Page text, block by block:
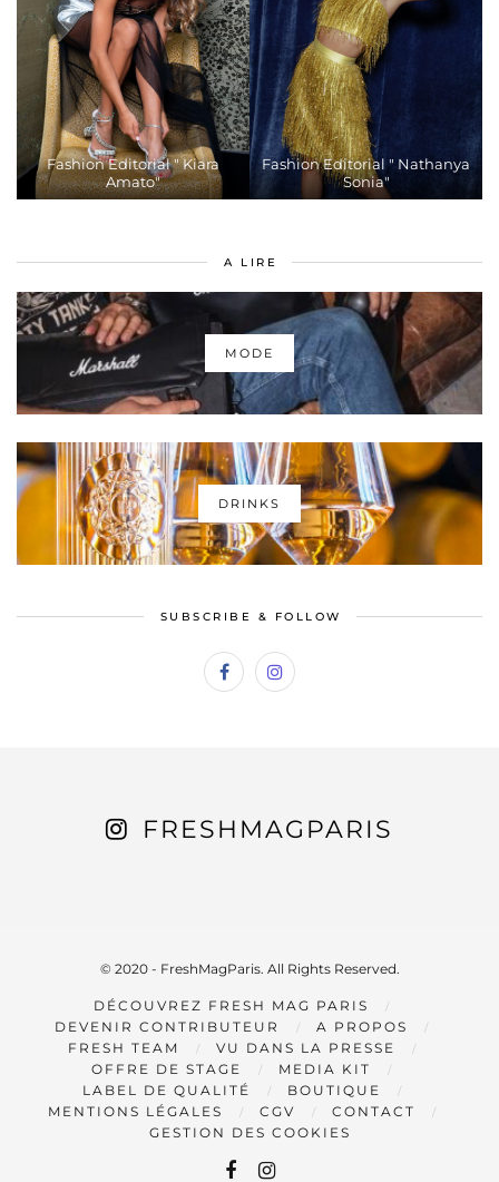
Fashion Editorial " Kiara
Amato"
Fashion Editorial " Nathanya
Sonia"
A LIRE
MODE
DRINKS
SUBSCRIBE & FOLLOW
FRESHMAGPARIS
© 2020 - FreshMagParis. All Rights Reserved.
DÉCOUVREZ FRESH MAG PARIS
DEVENIR CONTRIBUTEUR
A PROPOS
FRESH TEAM
VU DANS LA PRESSE
OFFRE DE STAGE
MEDIA KIT
LABEL DE QUALITÉ
BOUTIQUE
MENTIONS LÉGALES
CGV
CONTACT
GESTION DES COOKIES